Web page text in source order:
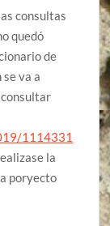
consultas
quedó
de
va a
consultar
1114331
la
poryecto